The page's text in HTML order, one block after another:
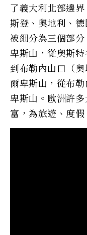
了義大利北部邊
斯登、奧地利、
被細分為三個部
卑斯山，從奧斯特
到布勒內山口（
爾卑斯山，從布
卑斯山。歐洲許
富，為旅遊、度假